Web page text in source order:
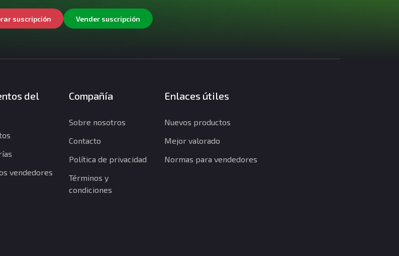
suscripción Vender suscripción
del
vendedores
Compañía
Sobre nosotros
Contacto
Política de privacidad
Términos y
condiciones
Enlaces útiles
Nuevos productos
Mejor valorado
Normas para vendedores